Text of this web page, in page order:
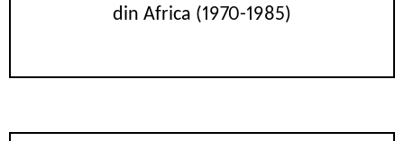
din Africa (1970-1985)